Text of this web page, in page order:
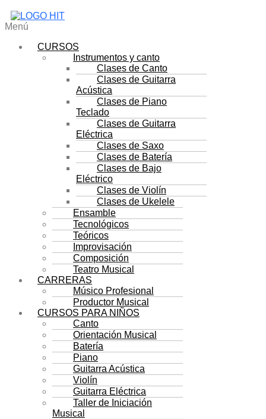
Menú
CURSOS
Instrumentos y canto
Clases de Canto
Clases de Guitarra
Acústica
Clases de Piano
Teclado
Clases de Guitarra
Eléctrica
Clases de Saxo
Clases de Batería
Clases de Bajo
Eléctrico
Clases de Violín
Clases de Ukelele
Ensamble
Tecnológicos
Teóricos
Improvisación
Composición
Teatro Musical
CARRERAS
Músico Profesional
Productor Musical
CURSOS PARA NIÑOS
Canto
Orientación Musical
Batería
Piano
Guitarra Acústica
Violín
Guitarra Eléctrica
Taller de Iniciación
Musical